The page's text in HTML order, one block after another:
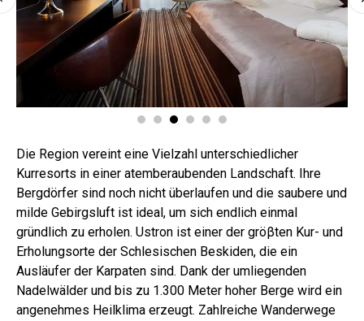
Die Region vereint eine Vielzahl unterschiedlicher
Kurresorts in einer atemberaubenden Landschaft. Ihre
Bergdörfer sind noch nicht überlaufen und die saubere und
milde Gebirgsluft ist ideal, um sich endlich einmal
gründlich zu erholen. Ustron ist einer der gröβten Kur- und
Erholungsorte der Schlesischen Beskiden, die ein
Ausläufer der Karpaten sind. Dank der umliegenden
Nadelwälder und bis zu 1.300 Meter hoher Berge wird ein
angenehmes Heilklima erzeugt. Zahlreiche Wanderwege